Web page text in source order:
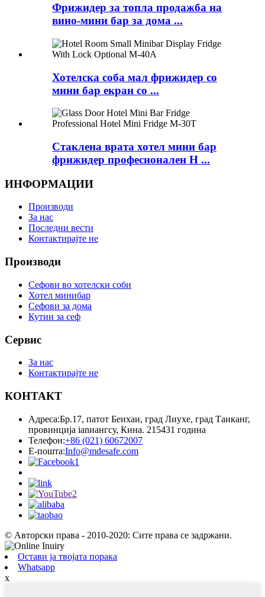
Фрижидер за топла продажба на
вино-мини бар за дома ...
Хотелска соба мал фрижидер со
мини бар екран со ...
Стаклена врата хотел мини бар
фрижидер професионален H ...
ИНФОРМАЦИИ
Производи
За нас
Последни вести
Контактирајте не
Производи
Сефови во хотелски соби
Хотел минибар
Сефови за дома
Кутии за сеф
Сервис
За нас
Контактирајте не
КОНТАКТ
Адреса:Бр.17, патот Беихаи, град Лиухе, град Таиканг,
провинција ianиангсу, Кина. 215431 година
Телефон:+86 (021) 60672007
Е-пошта:Info@mdesafe.com
© Авторски права - 2010-2020: Сите права се задржани.
Остави ја твојата порака
Whatsapp
x